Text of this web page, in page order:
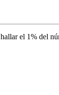
el 1% del